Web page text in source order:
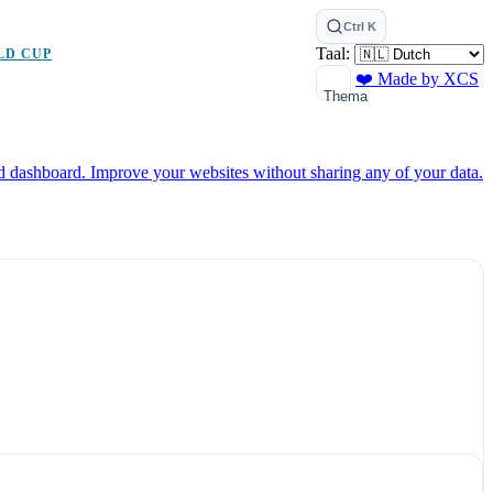
CUP
Ctrl K
Taal:
Thema
❤️ Made by XCS
dashboard. Improve your websites without sharing any of your data.